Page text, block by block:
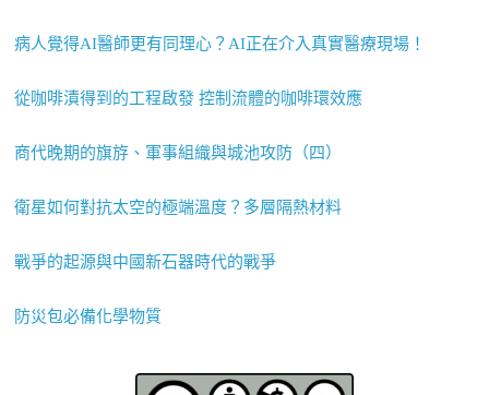
病人覺得AI醫師更有同理心？AI正在介入真實醫療現場！
從咖啡漬得到的工程啟發 控制流體的咖啡環效應
商代晚期的旗斿、軍事組織與城池攻防（四）
衛星如何對抗太空的極端溫度？多層隔熱材料
戰爭的起源與中國新石器時代的戰爭
防災包必備化學物質